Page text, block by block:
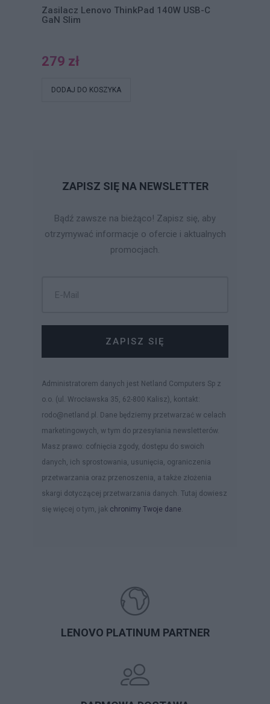
Zasilacz Lenovo ThinkPad 140W USB-C
GaN Slim
279 zł
DODAJ DO KOSZYKA
ZAPISZ SIĘ NA NEWSLETTER
Bądź zawsze na bieżąco! Zapisz się, aby
otrzymywać informacje o ofercie i aktualnych
promocjach.
ZAPISZ SIĘ
Administratorem danych jest Netland Computers Sp z
o.o. (ul. Wrocławska 35, 62-800 Kalisz), kontakt:
rodo@netland.pl. Dane będziemy przetwarzać w celach
marketingowych, w tym do przesyłania newsletterów.
Masz prawo: cofnięcia zgody, dostępu do swoich
danych, ich sprostowania, usunięcia, ograniczenia
przetwarzania oraz przenoszenia, a także złożenia
skargi dotyczącej przetwarzania danych. Tutaj dowiesz
się więcej o tym, jak chronimy Twoje dane.
LENOVO PLATINUM PARTNER